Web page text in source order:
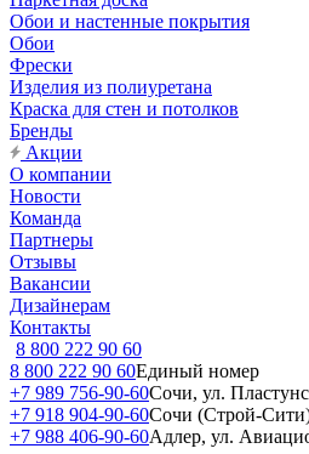
Обои и настенные покрытия
Обои
Фрески
Изделия из полиуретана
Краска для стен и потолков
Бренды
Акции
О компании
Новости
Команда
Партнеры
Отзывы
Вакансии
Дизайнерам
Контакты
8 800 222 90 60
8 800 222 90 60Единый номер
+7 989 756-90-60Сочи, ул.
+7 918 904-90-60Сочи (Строй-
+7 988 406-90-60Адлер, ул.